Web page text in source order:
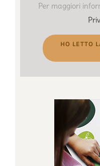
Per maggiori
HO LETTO